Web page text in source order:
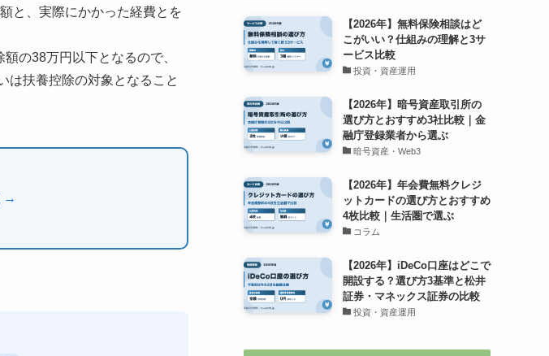
と、実際にかかった経費とを
の38万円以下となるので、
は扶養控除の対象となること
→
【2026年】無料保険相談はど
こがいい？仕組みの理解と3サ
ービス比較
投資・資産運用
【2026年】暗号資産取引所の
選び方とおすすめ3社比較｜金
融庁登録業者から選ぶ
暗号資産・Web3
【2026年】年会費無料クレジ
ットカードの選び方とおすすめ
4枚比較｜生活圏で選ぶ
コラム
【2026年】iDeCo口座はどこで
開設する？選び方3基準と松井
証券・マネックス証券の比較
投資・資産運用